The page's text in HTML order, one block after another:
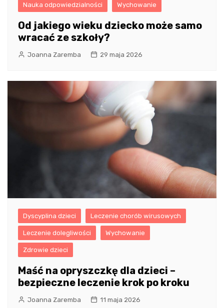
Nauka odpowiedzialności Wychowanie
Od jakiego wieku dziecko może samo
wracać ze szkoły?
Joanna Zaremba 29 maja 2026
Dyscyplina dzieci Leczenie chorób wirusowych
Leczenie dolegliwości Wychowanie
Zdrowie dzieci
Maść na opryszczkę dla dzieci –
bezpieczne leczenie krok po kroku
Joanna Zaremba 11 maja 2026